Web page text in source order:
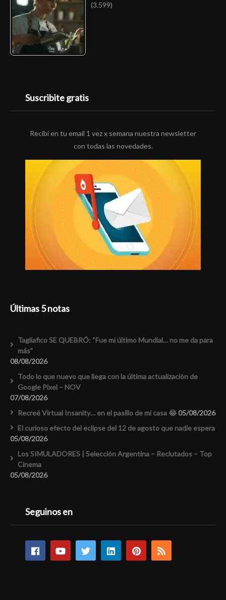
(3.599)
Suscribite gratis
Recibí en tu email 1 vez x semana nuestra newsletter
con todas las novedades.
Últimas 5 notas
Tagliafico SE QUEBRÓ: “Fue mi último Mundial… no me da para
más”
08/08/2026
Todo lo que nuevo que llega con la última actualización de
Google Pixel – NOV
07/08/2026
Recreé Virtual Insanity… en el pasillo de mi casa 😂05/08/2026
El curioso efecto del eclipse del 12 de agosto que nadie espera
05/08/2026
Los SIMULADORES | Selección Argentina – Reclutados – Top
Cinema
05/08/2026
Seguinos en